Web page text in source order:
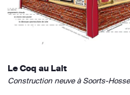
Le Coq au Lait
Construction neuve à Soorts-